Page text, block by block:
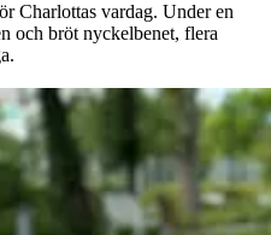
Charlottas vardag. Under en
och bröt nyckelbenet, flera